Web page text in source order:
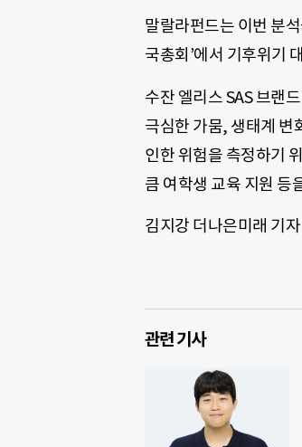
말랄라펀드는 이번 분
국총회’에서 기후위기
수잔 엘리스 SAS 브랜
극심한 가뭄, 생태계 변
인한 위험을 측정하기
큼 여학생 교육 지원 등
김지강 더나은미래 기
관련 기사